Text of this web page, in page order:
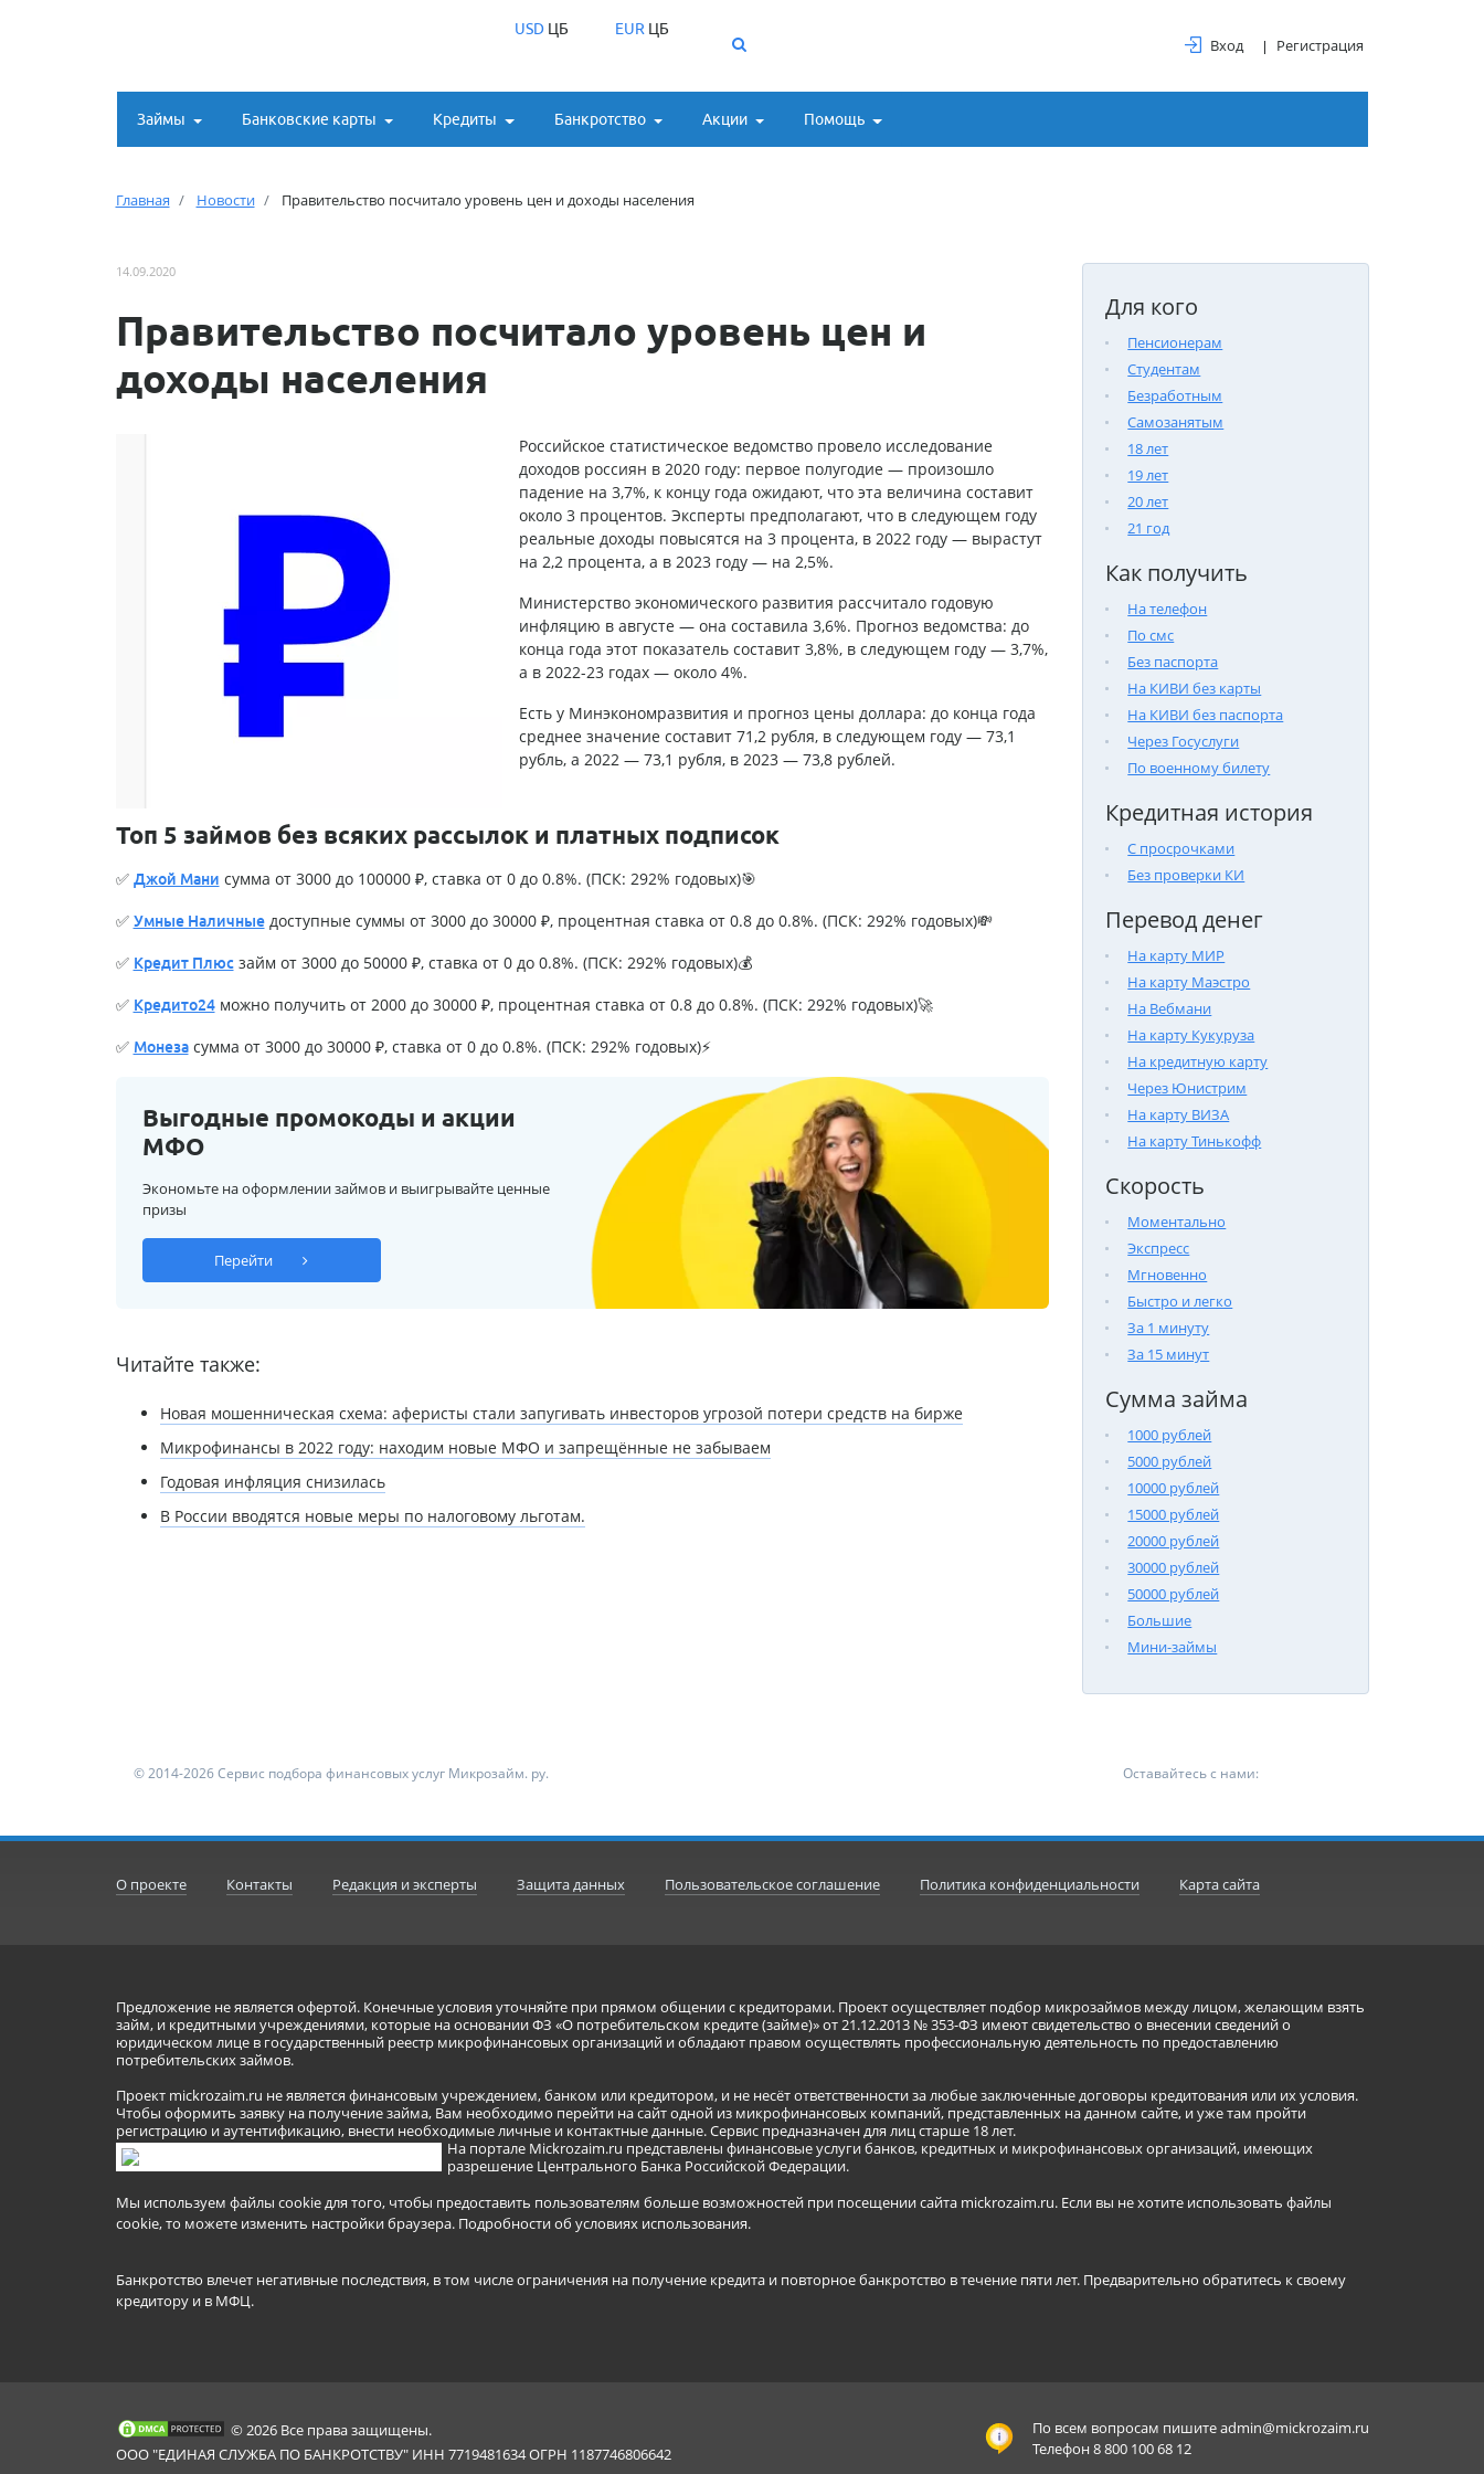
USDЦБ EUR ЦБ
Вход Регистрация
Займы Банковские карты Кредиты Банкротство Акции Помощь
Главная Новости Правительство посчитало уровень цен и доходы населения
Для кого
Пенсионерам
Студентам
Безработным
Самозанятым
18 лет
19 лет
20 лет
21 год
Как получить
На телефон
По смс
Без паспорта
На КИВИ без карты
На КИВИ без паспорта
Через Госуслуги
По военному билету
Кредитная история
С просрочками
Без проверки КИ
Перевод денег
На карту МИР
На карту Маэстро
На Вебмани
На карту Кукуруза
На кредитную карту
Через Юнистрим
На карту ВИЗА
На карту Тинькофф
Скорость
Моментально
Экспресс
Мгновенно
Быстро и легко
За 1 минуту
За 15 минут
Сумма займа
1000 рублей
5000 рублей
10000 рублей
15000 рублей
20000 рублей
30000 рублей
50000 рублей
Большие
Мини-займы
14.09.2020
Правительство посчитало уровень цен и
доходы населения
Российское статистическое ведомство провело исследование
доходов россиян в 2020 году: первое полугодие — произошло
падение на 3,7%, к концу года ожидают, что эта величина составит
около 3 процентов. Эксперты предполагают, что в следующем году
реальные доходы повысятся на 3 процента, в 2022 году — вырастут
на 2,2 процента, а в 2023 году — на 2,5%.
Министерство экономического развития рассчитало годовую
инфляцию в августе — она составила 3,6%. Прогноз ведомства: до
конца года этот показатель составит 3,8%, в следующем году — 3,7%,
а в 2022-23 годах — около 4%.
Есть у Минэкономразвития и прогноз цены доллара: до конца года
среднее значение составит 71,2 рубля, в следующем году — 73,1
рубль, а 2022 — 73,1 рубля, в 2023 — 73,8 рублей.
Топ 5 займов без всяких рассылок и платных подписок
✅ Джой Мани сумма от 3000 до 100000 ₽, ставка от 0 до 0.8%. (ПСК: 292% годовых)🎯
✅ Умные Наличныедоступные суммы от 3000 до 30000 ₽, процентная ставка от 0.8 до 0.8%. (ПСК: 292% годовых)💸
✅ Кредит Плюсзайм от 3000 до 50000 ₽, ставка от 0 до 0.8%. (ПСК: 292% годовых)💰
✅ Кредито24можно получить от 2000 до 30000 ₽, процентная ставка от 0.8 до 0.8%. (ПСК: 292% годовых)🚀
✅ Монезасумма от 3000 до 30000 ₽, ставка от 0 до 0.8%. (ПСК: 292% годовых)⚡
Выгодные промокоды и акции
МФО
Экономьте на оформлении займов и выигрывайте ценные
призы
Перейти
Читайте также:
Новая мошенническая схема: аферисты стали запугивать инвесторов угрозой потери средств на бирже
Микрофинансы в 2022 году: находим новые МФО и запрещённые не забываем
Годовая инфляция снизилась
В России вводятся новые меры по налоговому льготам.
© 2014-2026 Сервис подбора финансовых услуг Микрозайм. ру. Оставайтесь с нами:
О проекте Контакты Редакция и эксперты Защита данных Пользовательское соглашение Политика конфиденциальности Карта сайта
Предложение не является офертой. Конечные условия уточняйте при прямом общении с кредиторами. Проект осуществляет подбор микрозаймов между лицом, желающим взять
займ, и кредитными учреждениями, которые на основании ФЗ «О потребительском кредите (займе)» от 21.12.2013 № 353-ФЗ имеют свидетельство о внесении сведений о
юридическом лице в государственный реестр микрофинансовых организаций и обладают правом осуществлять профессиональную деятельность по предоставлению
потребительских займов.
Проект mickrozaim.ru не является финансовым учреждением, банком или кредитором, и не несёт ответственности за любые заключенные договоры кредитования или их условия.
Чтобы оформить заявку на получение займа, Вам необходимо перейти на сайт одной из микрофинансовых компаний, представленных на данном сайте, и уже там пройти
регистрацию и аутентификацию, внести необходимые личные и контактные данные. Сервис предназначен для лиц старше 18 лет.
На портале Mickrozaim.ru представлены финансовые услуги банков, кредитных и микрофинансовых организаций, имеющих
разрешение Центрального Банка Российской Федерации.
Мы используем файлы cookie для того, чтобы предоставить пользователям больше возможностей при посещении сайта mickrozaim.ru. Если вы не хотите использовать файлы
cookie, то можете изменить настройки браузера. Подробности об условиях использования.
Банкротство влечет негативные последствия, в том числе ограничения на получение кредита и повторное банкротство в течение пяти лет. Предварительно обратитесь к своему
кредитору и в МФЦ.
По всем вопросам пишитеadmin@mickrozaim.ru
Телефон 8 800 100 68 12
© 2026 Все права защищены.
ООО "ЕДИНАЯ СЛУЖБА ПО БАНКРОТСТВУ" ИНН 7719481634 ОГРН 1187746806642